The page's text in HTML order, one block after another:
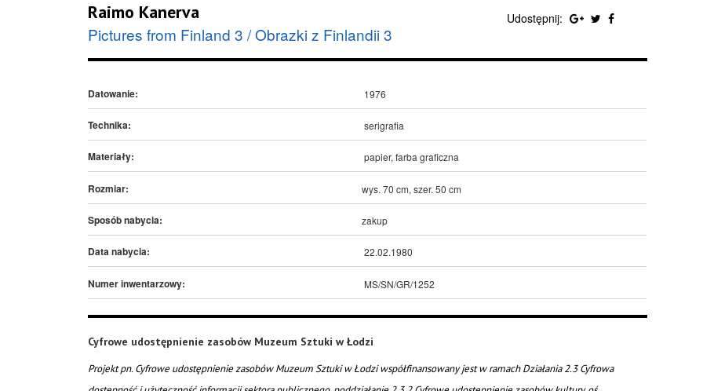
Raimo Kanerva
Pictures from Finland 3 / Obrazki z Finlandii 3
Udostępnij:
Datowanie: 1976
Technika: serigrafia
Materiały: papier, farba graficzna
Rozmiar: wys. 70 cm, szer. 50 cm
Sposób nabycia: zakup
Data nabycia: 22.02.1980
Numer inwentarzowy: MS/SN/GR/1252
Cyfrowe udostępnienie zasobów Muzeum Sztuki w Łodzi
Projekt pn. Cyfrowe udostępnienie zasobów Muzeum Sztuki w Łodzi współfinansowany jest w ramach Działania 2.3 Cyfrowa